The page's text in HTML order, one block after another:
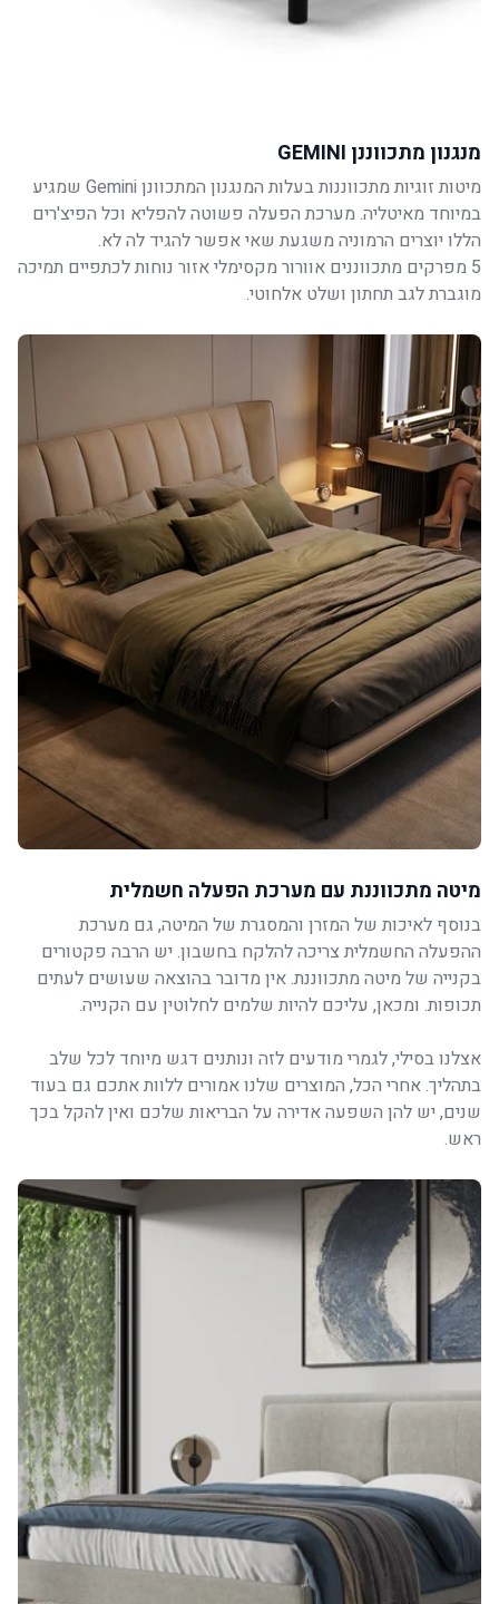
מנגנון מתכווננן GEMINI
מיטות זוגיות מתכווננות בעלות המנגנון המתכוונן Gemini שמגיע
במיוחד מאיטליה. מערכת הפעלה פשוטה להפליא וכל הפיצ'רים
הללו יוצרים הרמוניה משגעת שאי אפשר להגיד לה לא.
5 מפרקים מתכווננים אוורור מקסימלי אזור נוחות לכתפיים תמיכה
מוגברת לגב תחתון ושלט אלחוטי.
מיטה מתכווננת עם מערכת הפעלה חשמלית
בנוסף לאיכות של המזרן והמסגרת של המיטה, גם מערכת
ההפעלה החשמלית צריכה להלקח בחשבון. יש הרבה פקטורים
בקנייה של מיטה מתכווננת. אין מדובר בהוצאה שעושים לעתים
תכופות. ומכאן, עליכם להיות שלמים לחלוטין עם הקנייה.
אצלנו בסילי, לגמרי מודעים לזה ונותנים דגש מיוחד לכל שלב
בתהליך. אחרי הכל, המוצרים שלנו אמורים ללוות אתכם גם בעוד
שנים, יש להן השפעה אדירה על הבריאות שלכם ואין להקל בכך
ראש.